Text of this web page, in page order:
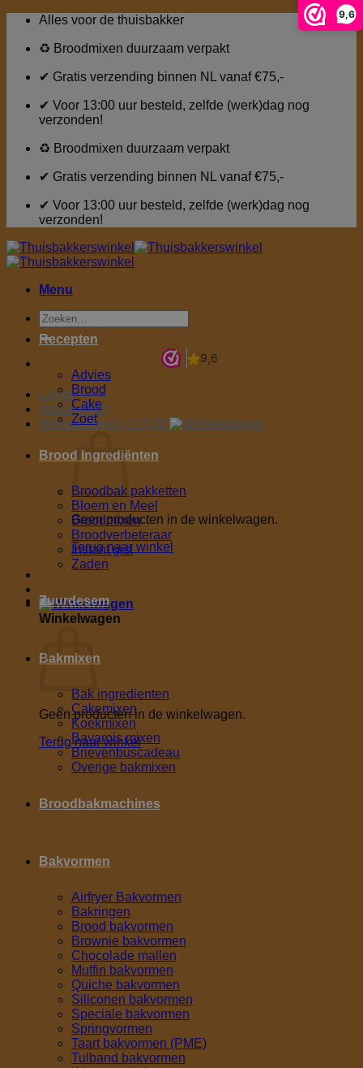
9,6
inhoud
Alles voor de thuisbakker
♻ Broodmixen duurzaam verpakt
✔ Gratis verzending binnen NL vanaf €75,-
✔ Voor 13:00 uur besteld, zelfde (werk)dag nog
verzonden!
♻ Broodmixen duurzaam verpakt
✔ Gratis verzending binnen NL vanaf €75,-
✔ Voor 13:00 uur besteld, zelfde (werk)dag nog
verzonden!
Menu
Zoeken
naar:
Login
Verlanglijst
Winkelwagen / € 0,00
Geen producten in de winkelwagen.
Terug naar winkel
Winkelwagen
Geen producten in de winkelwagen.
Terug naar winkel
Recepten
Advies
Brood
Cake
Zoet
Brood Ingrediënten
Broodbak pakketten
Bloem en Meel
Broodmixen
Broodverbeteraar
Instant gist
Zaden
Zuurdesem
Bakmixen
Bak ingredienten
Cakemixen
Koekmixen
Bavarois mixen
Brievenbuscadeau
Overige bakmixen
Broodbakmachines
Bakvormen
Airfryer Bakvormen
Bakringen
Brood bakvormen
Brownie bakvormen
Chocolade mallen
Muffin bakvormen
Quiche bakvormen
Siliconen bakvormen
Speciale bakvormen
Springvormen
Taart bakvormen (PME)
Tulband bakvormen